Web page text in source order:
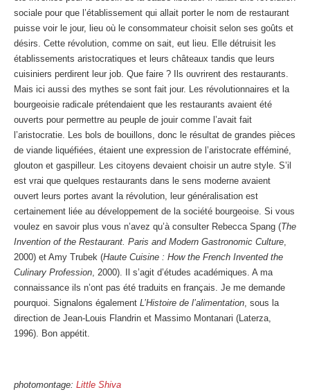
sociale pour que l’établissement qui allait porter le nom de restaurant
puisse voir le jour, lieu où le consommateur choisit selon ses goûts et
désirs. Cette révolution, comme on sait, eut lieu. Elle détruisit les
établissements aristocratiques et leurs châteaux tandis que leurs
cuisiniers perdirent leur job. Que faire ? Ils ouvrirent des restaurants.
Mais ici aussi des mythes se sont fait jour. Les révolutionnaires et la
bourgeoisie radicale prétendaient que les restaurants avaient été
ouverts pour permettre au peuple de jouir comme l’avait fait
l’aristocratie. Les bols de bouillons, donc le résultat de grandes pièces
de viande liquéfiées, étaient une expression de l’aristocrate efféminé,
glouton et gaspilleur. Les citoyens devaient choisir un autre style. S’il
est vrai que quelques restaurants dans le sens moderne avaient
ouvert leurs portes avant la révolution, leur généralisation est
certainement liée au développement de la société bourgeoise. Si vous
voulez en savoir plus vous n’avez qu’à consulter Rebecca Spang (The
Invention of the Restaurant. Paris and Modern Gastronomic Culture,
2000) et Amy Trubek (Haute Cuisine : How the French Invented the
Culinary Profession, 2000). Il s’agit d’études académiques. A ma
connaissance ils n’ont pas été traduits en français. Je me demande
pourquoi. Signalons également L’Histoire de l’alimentation, sous la
direction de Jean-Louis Flandrin et Massimo Montanari (Laterza,
1996). Bon appétit.
photomontage: Little Shiva